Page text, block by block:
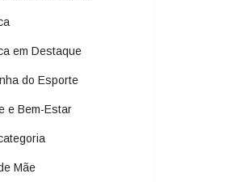
em Destaque
do Esporte
e Bem-Estar
Mãe